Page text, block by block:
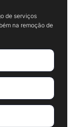
de serviços
na remoção de